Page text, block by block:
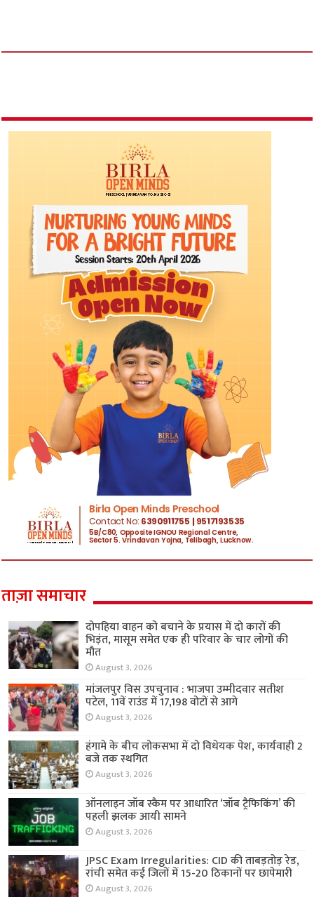
ताज़ा समाचार
दोपहिया वाहन को बचाने के प्रयास में दो कारों की
भिड़ंत, मासूम समेत एक ही परिवार के चार लोगों की
मौत
August 3, 2026
मांजलपुर विस उपचुनाव : भाजपा उम्मीदवार सतीश
पटेल, 11वें राउंड में 17,198 वोटों से आगे
August 3, 2026
हंगामे के बीच लोकसभा में दो विधेयक पेश, कार्यवाही 2
बजे तक स्थगित
August 3, 2026
ऑनलाइन जॉब स्कैम पर आधारित ‘जॉब ट्रैफिकिंग’ की
पहली झलक आयी सामने
August 3, 2026
JPSC Exam Irregularities: CID की ताबड़तोड़ रेड,
रांची समेत कई जिलों में 15-20 ठिकानों पर छापेमारी
August 3, 2026